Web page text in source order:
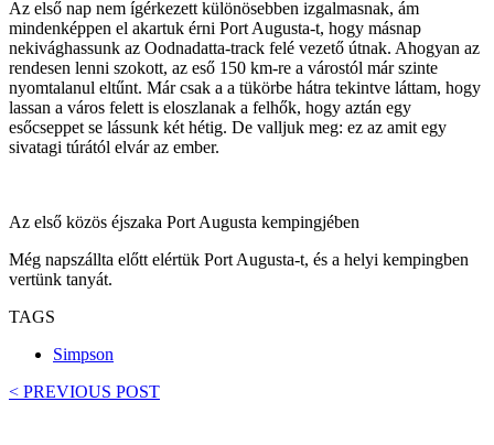
Az első nap nem ígérkezett különösebben izgalmasnak, ám
mindenképpen el akartuk érni Port Augusta-t, hogy másnap
nekivághassunk az Oodnadatta-track felé vezető útnak. Ahogyan az
rendesen lenni szokott, az eső 150 km-re a várostól már szinte
nyomtalanul eltűnt. Már csak a a tükörbe hátra tekintve láttam, hogy
lassan a város felett is eloszlanak a felhők, hogy aztán egy
esőcseppet se lássunk két hétig. De valljuk meg: ez az amit egy
sivatagi túrától elvár az ember.
Az első közös éjszaka Port Augusta kempingjében
Még napszállta előtt elértük Port Augusta-t, és a helyi kempingben
vertünk tanyát.
TAGS
Simpson
< PREVIOUS POST